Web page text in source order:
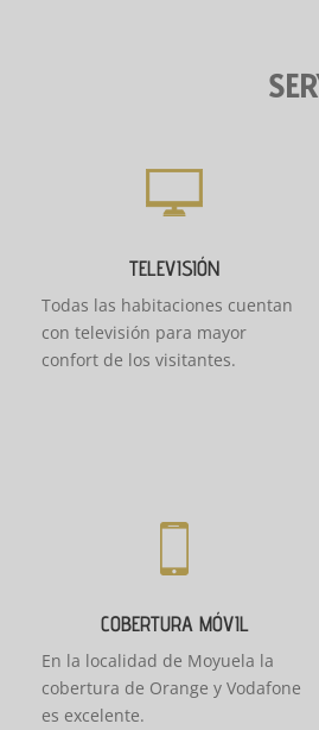
TELEVISIÓN
Todas las habitaciones cuentan
con televisión para mayor
confort de los visitantes.
COBERTURA MÓVIL
En la localidad de Moyuela la
cobertura de Orange y Vodafone
es excelente.